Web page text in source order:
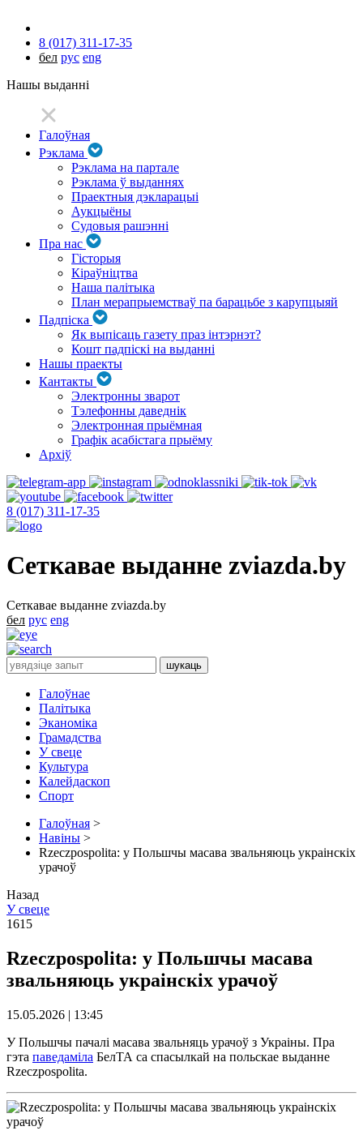
8 (017) 311-17-35
бел рус eng
Нашы выданні
Галоўная
Рэклама
Рэклама на партале
Рэклама ў выданнях
Праектныя дэкларацыі
Аукцыёны
Судовыя рашэнні
Пра нас
Гісторыя
Кіраўніцтва
Наша палітыка
План мерапрыемстваў па барацьбе з карупцыяй
Падпіска
Як выпісаць газету праз інтэрнэт?
Кошт падпіскі на выданні
Нашы праекты
Кантакты
Электронны зварот
Тэлефонны даведнік
Электронная прыёмная
Графік асабістага прыёму
Архіў
8 (017) 311-17-35
Сеткавае выданне zviazda.by
Сеткавае выданне zviazda.by
бел рус eng
Галоўнае
Палітыка
Эканоміка
Грамадства
У свеце
Культура
Калейдаскоп
Спорт
Галоўная >
Навіны >
Rzeczpospolita: у Польшчы масава звальняюць украінскіх
урачоў
Назад
У свеце
1615
Rzeczpospolita: у Польшчы масава
звальняюць украінскіх урачоў
15.05.2026 | 13:45
У Польшчы пачалі масава звальняць урачоў з Украіны. Пра
гэта паведаміла БелТА са спасылкай на польскае выданне
Rzeczpospolita.